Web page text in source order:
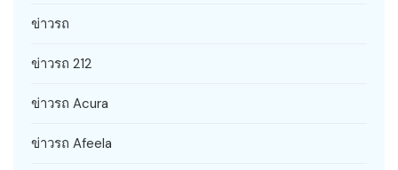
ข่าวรถ
ข่าวรถ 212
ข่าวรถ Acura
ข่าวรถ Afeela